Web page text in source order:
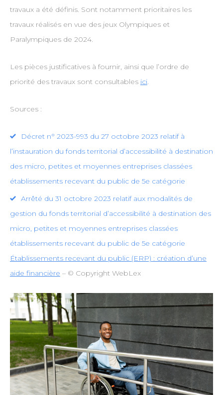
travaux a été définis. Sont notamment prioritaires les
travaux réalisés en vue des jeux Olympiques et
Paralympiques de 2024.
Les pièces justificatives à fournir, ainsi que l’ordre de
priorité des travaux sont consultables ici.
Sources :
Décret n° 2023-993 du 27 octobre 2023 relatif à
l’instauration du fonds territorial d’accessibilité à destination
des micro, petites et moyennes entreprises classées
établissements recevant du public de 5e catégorie
Arrêté du 31 octobre 2023 relatif aux modalités de
gestion du fonds territorial d’accessibilité à destination des
micro, petites et moyennes entreprises classées
établissements recevant du public de 5e catégorie
Établissements recevant du public (ERP) : création d’une
aide financière – © Copyright WebLex